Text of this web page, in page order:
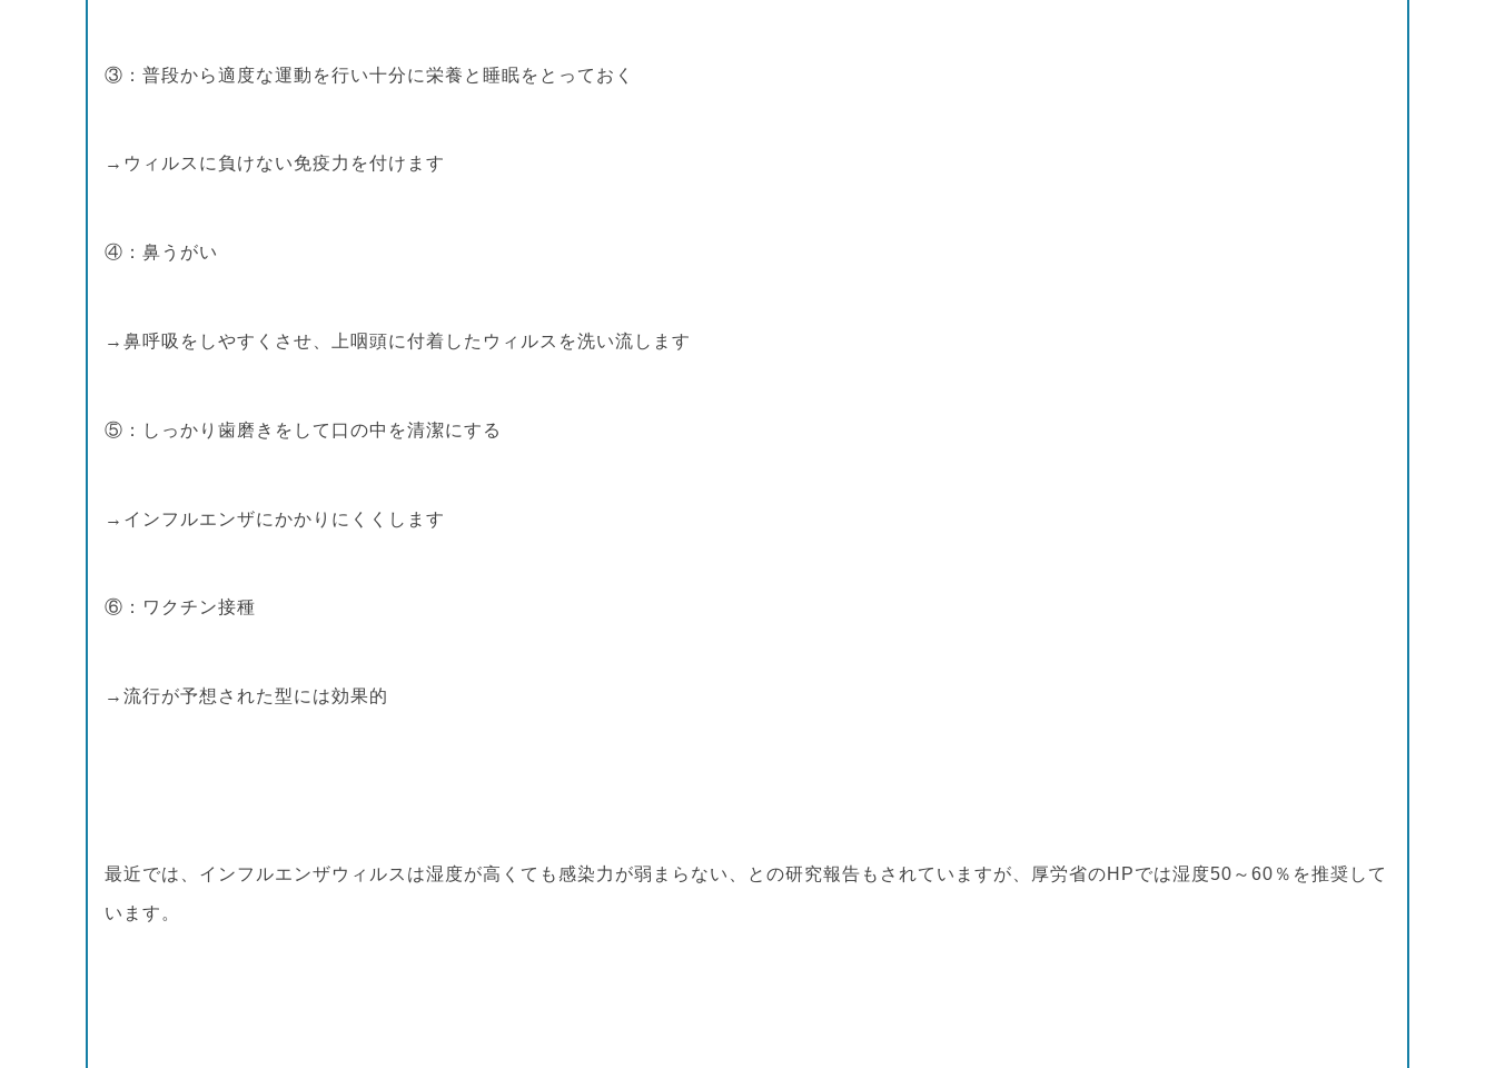
③：普段から適度な運動を行い十分に栄養と睡眠をとっておく
→ウィルスに負けない免疫力を付けます
④：鼻うがい
→鼻呼吸をしやすくさせ、上咽頭に付着したウィルスを洗い流します
⑤：しっかり歯磨きをして口の中を清潔にする
→インフルエンザにかかりにくくします
⑥：ワクチン接種
→流行が予想された型には効果的
最近では、インフルエンザウィルスは湿度が高くても感染力が弱まらない、との研究報告もされていますが、厚労省のHPでは湿度50～60％を推奨して
います。